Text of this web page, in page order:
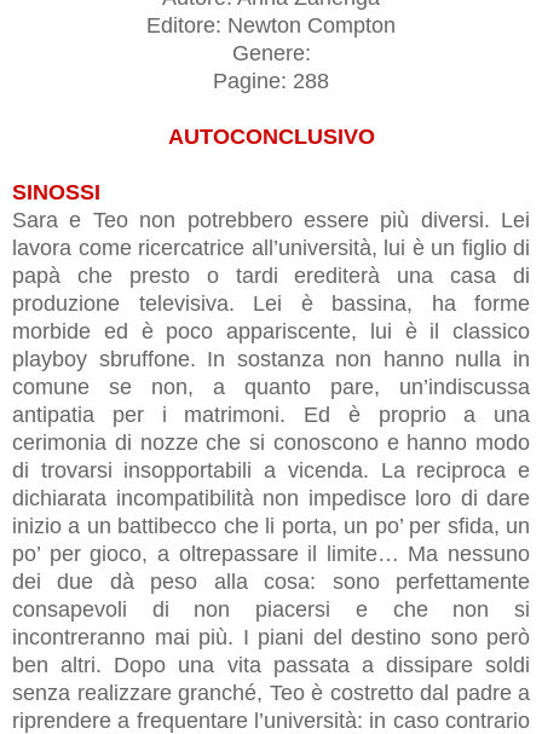
Editore: Newton Compton
Genere:
Pagine: 288
AUTOCONCLUSIVO
SINOSSI
Sara e Teo non potrebbero essere più diversi. Lei
lavora come ricercatrice all’università, lui è un figlio di
papà che presto o tardi erediterà una casa di
produzione televisiva. Lei è bassina, ha forme
morbide ed è poco appariscente, lui è il classico
playboy sbruffone. In sostanza non hanno nulla in
comune se non, a quanto pare, un’indiscussa
antipatia per i matrimoni. Ed è proprio a una
cerimonia di nozze che si conoscono e hanno modo
di trovarsi insopportabili a vicenda. La reciproca e
dichiarata incompatibilità non impedisce loro di dare
inizio a un battibecco che li porta, un po’ per sfida, un
po’ per gioco, a oltrepassare il limite… Ma nessuno
dei due dà peso alla cosa: sono perfettamente
consapevoli di non piacersi e che non si
incontreranno mai più. I piani del destino sono però
ben altri. Dopo una vita passata a dissipare soldi
senza realizzare granché, Teo è costretto dal padre a
riprendere a frequentare l’università: in caso contrario